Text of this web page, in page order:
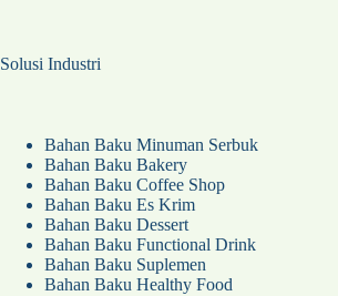
Solusi Industri
Bahan Baku Minuman Serbuk
Bahan Baku Bakery
Bahan Baku Coffee Shop
Bahan Baku Es Krim
Bahan Baku Dessert
Bahan Baku Functional Drink
Bahan Baku Suplemen
Bahan Baku Healthy Food